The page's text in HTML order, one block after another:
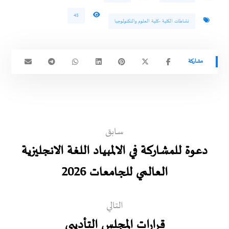
نشاطات الكلية -كلية العلوم والتكنولوجيا
45
سابق
دعوة للمشاركة في الالمبياد اللغة الانجليزية
العالمي للجامعات 2026
التالي
قرارات المجلس التأديبي